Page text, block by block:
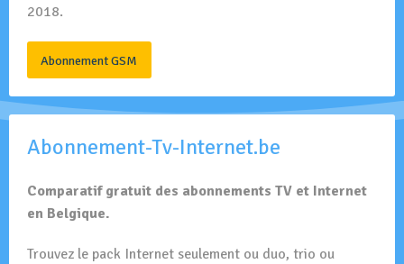
2018.
Abonnement GSM
Abonnement-Tv-Internet.be
Comparatif gratuit des abonnements TV et Internet
en Belgique.
Trouvez le pack Internet seulement ou duo, trio ou